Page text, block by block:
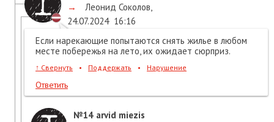
→
Леонид Соколов,
24.07.2024 16:16
Если нарекающие попытаются снять жилье в любом
месте побережья на лето, их ожидает сюрприз.
↑ Свернуть • Поддержать • Нарушение
Ответить
№14 arvid miezis